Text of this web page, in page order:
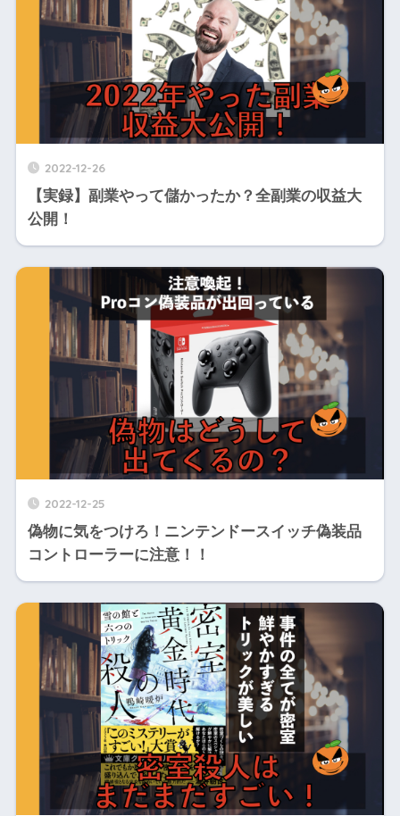
2022-12-26
【実録】副業やって儲かったか？全副業の収益大
公開！
2022-12-25
偽物に気をつけろ！ニンテンドースイッチ偽装品
コントローラーに注意！！